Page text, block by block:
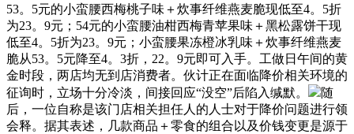
53。5元的小蛮腰西梅桃子味＋炊事纤维燕麦脆现低至4。5折
为23。9元；54元的小蛮腰油柑西梅青苹果味＋黑松露饼干现
低至4。5折为23。9元；小蛮腰果冻橙冰乳味＋炊事纤维燕麦
脆从53。5元降至4。3折，22。9元即可入手。工做日午间的黄
金时段，两店均无到店消费者。伙计正在面临降价相关环境的
征询时，立场十分冷淡，间接回应“没空”后陷入缄默。
随
后，一位自称是该门店相关担任人的人士对于降价问题进行领
会释。据其表述，几款商品＋零食的组合以及价钱变更是源于